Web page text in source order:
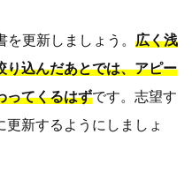
更新しましょう。 広く浅
り込んだあとでは、アピー
ってくるはずです。志望す
新するようにしましょ